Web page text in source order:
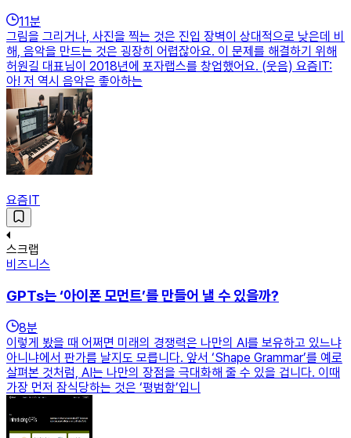
11분
그림을 그리거나, 사진을 찍는 것은 진입 장벽이 상대적으로 낮은데 비
해, 음악을 만드는 것은 굉장히 어렵잖아요. 이 문제를 해결하기 위해
허원길 대표님이 2018년에 포자랩스를 창업했어요. (웃음) 요즘IT:
아! 저 역시 음악은 좋아하는
요즘IT
스크랩
비즈니스
GPTs는 ‘아이폰 모먼트’를 만들어 낼 수 있을까?
8분
이렇게 봤을 때 어쩌면 미래의 경쟁력은 나만의 AI를 보유하고 있느냐
아니냐에서 판가름 날지도 모릅니다. 앞서 ‘Shape Grammar’를 예로
살펴본 것처럼, AI는 나만의 장점을 극대화해 줄 수 있을 겁니다. 이때
가장 먼저 잠식당하는 것은 ‘평범함’입니